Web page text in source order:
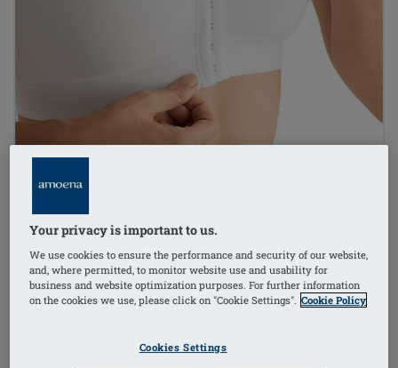
Référence de l'article: 0778 Sarah SB
€95.90
Livraison gratuite dès 60€ d’achat ! i
Your privacy is important to us.
We use cookies to ensure the performance and security of our website,
and, where permitted, to monitor website use and usability for
business and website optimization purposes. For further information
on the cookies we use, please click on "Cookie Settings". Cookie Policy
Cookies Settings